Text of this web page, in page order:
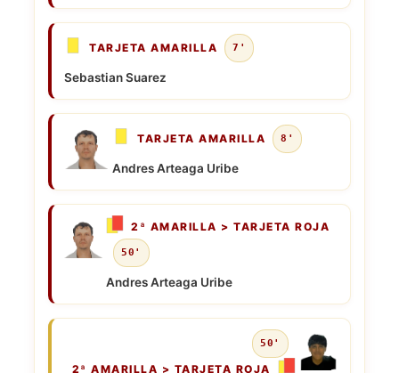
TARJETA AMARILLA 7'
Sebastian Suarez
TARJETA AMARILLA 8'
Andres Arteaga Uribe
2ª AMARILLA > TARJETA ROJA
50'
Andres Arteaga Uribe
50'
2ª AMARILLA > TARJETA ROJA